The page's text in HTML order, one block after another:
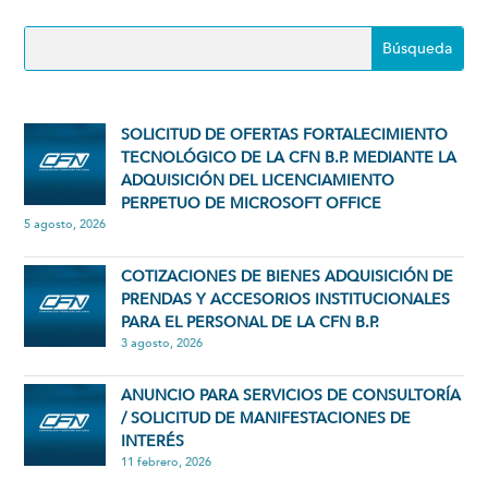
SOLICITUD DE OFERTAS FORTALECIMIENTO
TECNOLÓGICO DE LA CFN B.P. MEDIANTE LA
ADQUISICIÓN DEL LICENCIAMIENTO
PERPETUO DE MICROSOFT OFFICE
5 agosto, 2026
COTIZACIONES DE BIENES ADQUISICIÓN DE
PRENDAS Y ACCESORIOS INSTITUCIONALES
PARA EL PERSONAL DE LA CFN B.P.
3 agosto, 2026
ANUNCIO PARA SERVICIOS DE CONSULTORÍA
/ SOLICITUD DE MANIFESTACIONES DE
INTERÉS
11 febrero, 2026